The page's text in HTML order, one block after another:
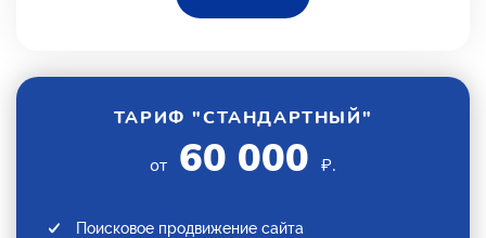
ТАРИФ "СТАНДАРТНЫЙ"
от 60 000 ₽.
Поисковое продвижение сайта